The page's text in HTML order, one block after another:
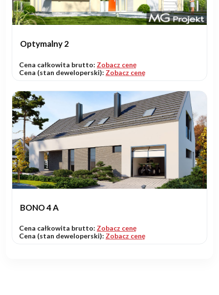
Optymalny 2
Cena całkowita brutto: Zobacz cenę
Cena (stan deweloperski): Zobacz cenę
BONO 4 A
Cena całkowita brutto: Zobacz cenę
Cena (stan deweloperski): Zobacz cenę